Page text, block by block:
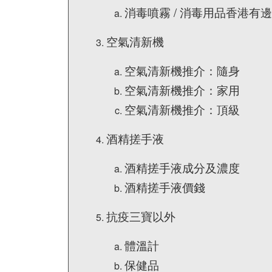
消毒噴霧 / 消毒用品香港有
空氣清新機
空氣清新機推介：隨身
空氣清新機推介：家用
空氣清新機推介：頂級
酒精搓手液
酒精搓手液成分及濃度
酒精搓手液價錢
抗疫三寶以外
體溫計
保健品